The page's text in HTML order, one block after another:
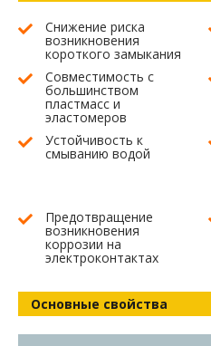
Снижение риска
возникновения
короткого замыкания
Совместимость с
большинством
пластмасс и
эластомеров
Устойчивость к
смыванию водой
Предотвращение
возникновения
коррозии на
электроконтактах
Основные свойства